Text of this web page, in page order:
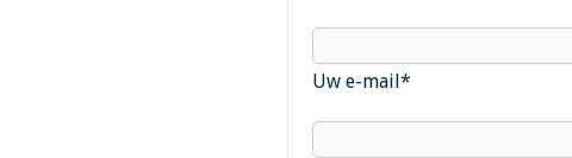
Uw e-mail*